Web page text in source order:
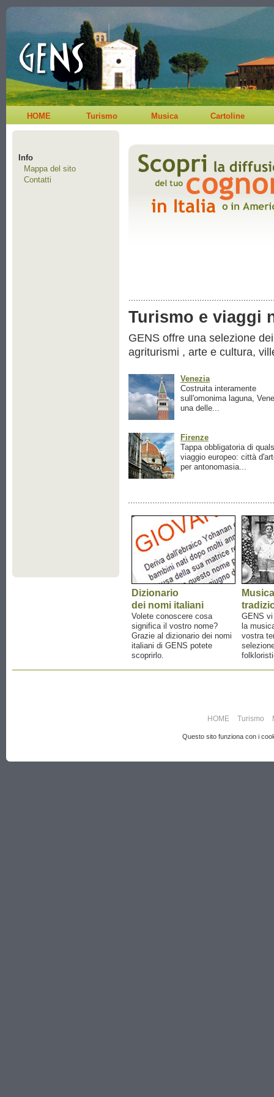
HOME Turismo Musica Cartoline
Info
Mappa del sito
Contatti
Turismo e viaggi
GENS offre una selezione
agriturismi , arte e cultura,
Venezia
Costruita interamente
sull'omonima laguna,
una delle...
Firenze
Tappa obbligatoria di
viaggio europeo: città
per antonomasia...
Dizionario
dei nomi italiani
Volete conoscere cosa
significa il vostro nome?
Grazie al dizionario dei nomi
italiani di GENS potete
scoprirlo.
Musica
GENS
la
vostra
HOME Turismo
Questo sito funziona con i